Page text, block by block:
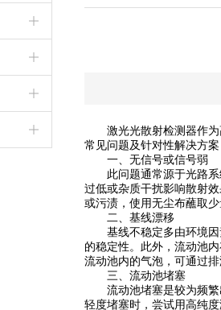
激光光散射检测器作为
常见问题及针对性解决方案
一、无信号或信号弱​
此问题通常源于光路系
过低或杂质干扰影响散射
或污渍，使用无尘布蘸取
二、基线漂移​
基线不稳定多由环境因
的稳定性。此外，流动池
流动池内的气泡，可通过
三、流动池堵塞​
流动池堵塞是较为频繁
轻度堵塞时，尝试用高纯